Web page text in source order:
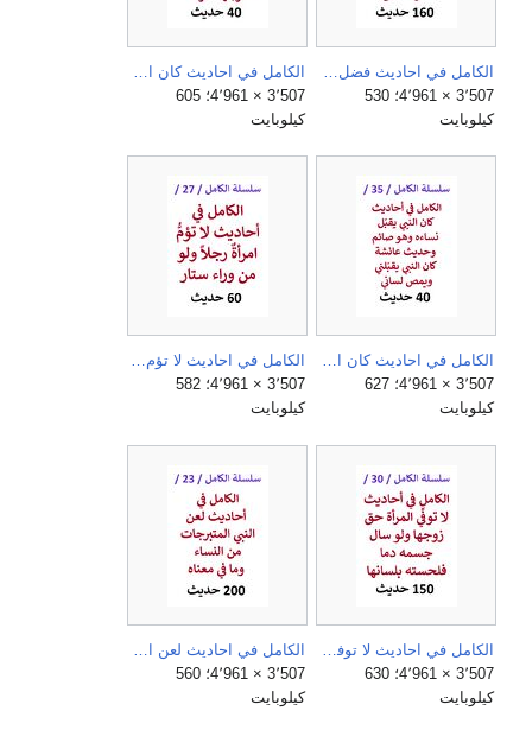
3٬507 × 4٬961؛ 530
كيلوبايت
3٬507 × 4٬961؛ 605
كيلوبايت
الكامل في احاديث كان النبي يقبّل نساءه وهو صائم وحديث عائشة كان النبي يقبّلني ويمص لساني.jpg
3٬507 × 4٬961؛ 627
كيلوبايت
الكامل في احاديث لا تؤم امراة رجلا ولو من وراء ستار.jpg
3٬507 × 4٬961؛ 582
كيلوبايت
3٬507 × 4٬961؛ 630
كيلوبايت
3٬507 × 4٬961؛ 560
كيلوبايت